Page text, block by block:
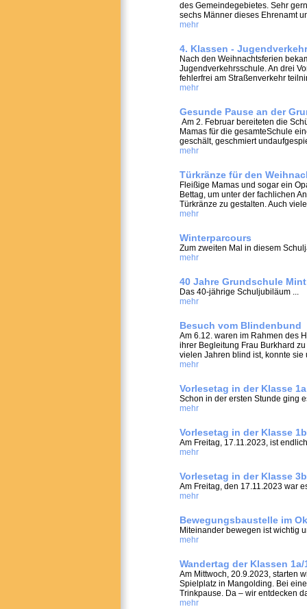
des Gemeindegebietes. Sehr
sechs Männer dieses Ehrenamt
mehr
4. Klassen -
Nach den Weihnachtsferien
Jugendverkehrsschule. An drei
fehlerfrei am Straßenverkehr
mehr
Gesunde Pause an der
Am 2. Februar bereiteten die
Mamas für die gesamteSchule
geschält, geschmiert
mehr
Türkränze für den
Fleißige Mamas und sogar ein
Bettag, um unter der fachlichen
Türkränze zu gestalten. Auch
mehr
Winterparcours
Zum zweiten Mal in diesem
mehr
40 Jahre Grundschule
Das 40-jährige Schuljubiläum ...
mehr
Besuch vom Blindenbund
Am 6.12. waren im Rahmen des
ihrer Begleitung Frau Burkhard
vielen Jahren blind ist, konnte
mehr
Vorlesetag in der Klasse 1a
Schon in der ersten Stunde ging
mehr
Vorlesetag in der Klasse 1b
Am Freitag, 17.11.2023, ist
mehr
Vorlesetag in der Klasse 3b
Am Freitag, den 17.11.2023 war
mehr
Bewegungsbaustelle im
Miteinander bewegen ist wichtig
mehr
Wandertag der Klassen 1a/
Am Mittwoch, 20.9.2023, starten
Spielplatz in Mangolding. Bei
Trinkpause. Da – wir entdecken
mehr